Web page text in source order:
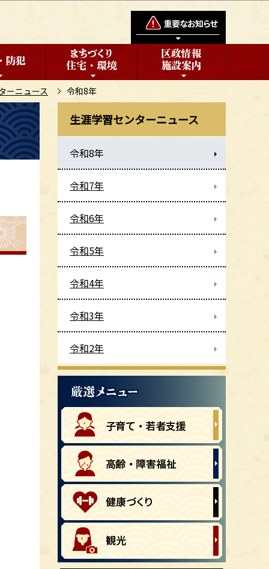
ーニュース 令和8年
生涯学習センターニュース
令和8年
令和7年
令和6年
令和5年
令和4年
令和3年
令和2年